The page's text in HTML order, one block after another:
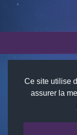
Ce site utilise
assurer la